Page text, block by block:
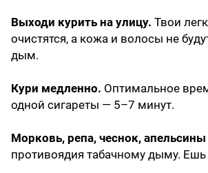
Выходи курить на улицу. Твои
очистятся, а кожа и волосы не
дым.
Кури медленно. Оптимальное
одной сигареты — 5–7 минут.
Морковь, репа, чеснок, апельсины
противоядия табачному дыму. Ешь